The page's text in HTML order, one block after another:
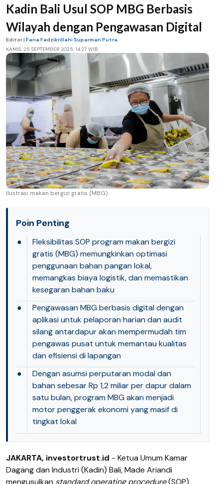
Kadin Bali Usul SOP MBG Berbasis
Wilayah dengan Pengawasan Digital
Editor | Fana Fadzikrillahi Suparman Putra
KAMIS, 25 SEPTEMBER 2025, 14.27 WIB
Ilustrasi makan bergizi gratis (MBG).
Poin Penting
●
Fleksibilitas SOP program makan bergizi
gratis (MBG) memungkinkan optimasi
penggunaan bahan pangan lokal,
memangkas biaya logistik, dan memastikan
kesegaran bahan baku
●
Pengawasan MBG berbasis digital dengan
aplikasi untuk pelaporan harian dan audit
silang antardapur akan mempermudah tim
pengawas pusat untuk memantau kualitas
dan efisiensi di lapangan
●
Dengan asumsi perputaran modal dan
bahan sebesar Rp 1,2 miliar per dapur dalam
satu bulan, program MBG akan menjadi
motor penggerak ekonomi yang masif di
tingkat lokal
JAKARTA, investortrust.id - Ketua Umum Kamar
Dagang dan Industri (Kadin) Bali, Made Ariandi
mengusulkan standard operating procedure(SOP)